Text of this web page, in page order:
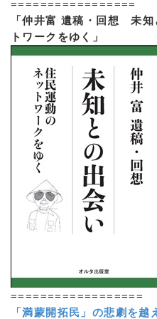
=================
「仲井富 遺稿・回想 未
トワークをゆく」
==================
「満蒙開拓民」の悲劇を越